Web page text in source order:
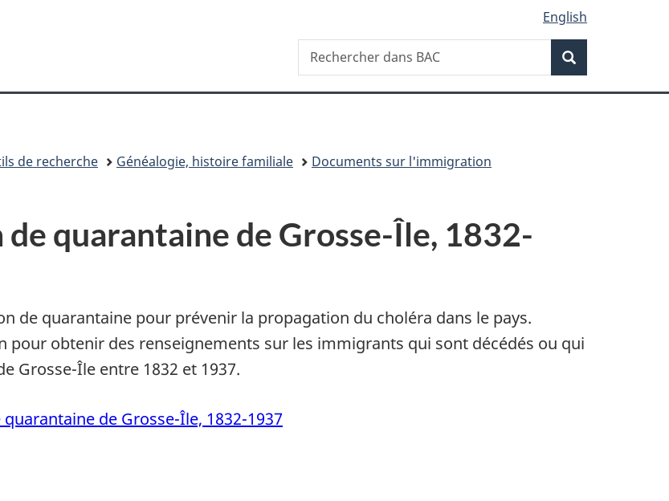
sujet
HTML
English
Recherche
Rechercher
dans
de recherche Généalogie, histoire familiale Documents sur l'immigration
quarantaine de Grosse-Île, 1832-
de quarantaine pour prévenir la propagation du choléra dans le pays.
pour obtenir des renseignements sur les immigrants qui sont décédés ou qui
Grosse-Île entre 1832 et 1937.
de Grosse-Île, 1832-1937